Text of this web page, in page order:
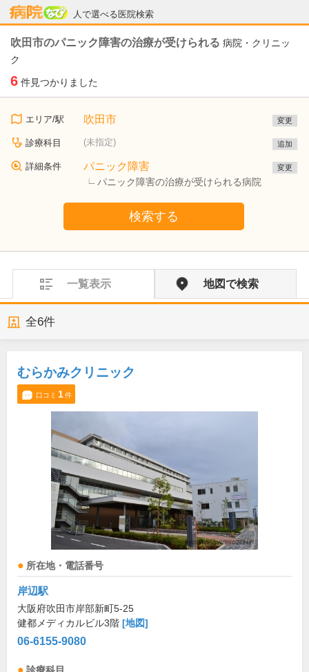
人で選べる医院検索
病院なび
吹田市のパニック障害の治療が受けられる 病院・クリニッ
ク
6 件見つかりました
エリア/駅 吹田市 変更
診療科目 (未指定) 追加
詳細条件 パニック障害
パニック障害の治療が受けられる病院
変更
検索する
一覧表示 地図で検索
全6件
むらかみクリニック
口コミ 1件
所在地・電話番号
岸辺駅
大阪府吹田市岸部新町5-25
健都メディカルビル3階 [地図]
06-6155-9080